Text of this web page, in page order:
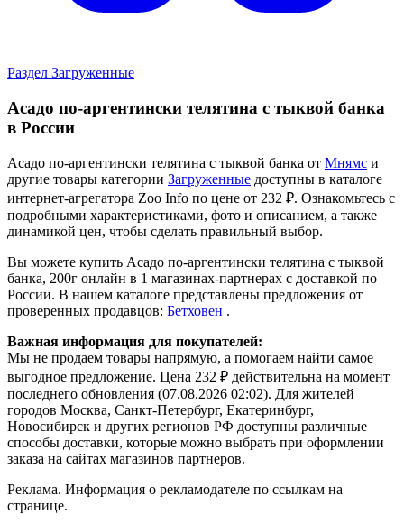
Раздел Загруженные
Асадо по-аргентински телятина с тыквой банка
в России
Асадо по-аргентински телятина с тыквой банка от Мнямс и
другие товары категории Загруженные доступны в каталоге
интернет-агрегатора Zoo Info по цене от 232 ₽. Ознакомьтесь с
подробными характеристиками, фото и описанием, а также
динамикой цен, чтобы сделать правильный выбор.
Вы можете купить Асадо по-аргентински телятина с тыквой
банка, 200г онлайн в 1 магазинах-партнерах с доставкой по
России. В нашем каталоге представлены предложения от
проверенных продавцов: Бетховен .
Важная информация для покупателей:
Мы не продаем товары напрямую, а помогаем найти самое
выгодное предложение. Цена 232 ₽ действительна на момент
последнего обновления (07.08.2026 02:02). Для жителей
городов Москва, Санкт-Петербург, Екатеринбург,
Новосибирск и других регионов РФ доступны различные
способы доставки, которые можно выбрать при оформлении
заказа на сайтах магазинов партнеров.
Реклама. Информация о рекламодателе по ссылкам на
странице.